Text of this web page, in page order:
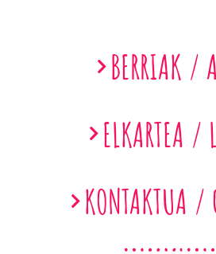
BERRIAK /
ELKARTEA /
KONTAKTUA /